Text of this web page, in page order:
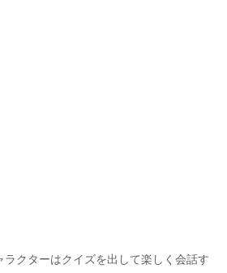
クターはクイズを出して楽しく会話す